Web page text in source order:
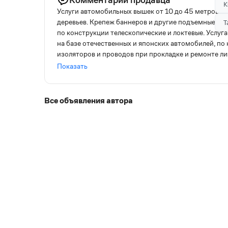
Услуги автомобильных вышек от 10 до 45 метров.
деревьев. Крепеж баннеров и другие подъемные
по конструкции телескопические и локтевые.
на базе отечественных и японских автомобилей,
изоляторов и проводов при прокладке и ремонте
заменой электроламп; установка, обслуживание,
промышленных кондиционеров на вертикальных
вентиляции, водостоков, дымоотводов; ремонт
вертикальных поверхностях стен — штукатурка,
Показать
Все объявления автора